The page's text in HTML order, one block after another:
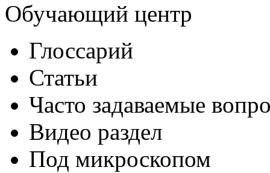
Обучающий центр
Глоссарий
Статьи
Часто задаваемые
Видео раздел
Под микроскопом